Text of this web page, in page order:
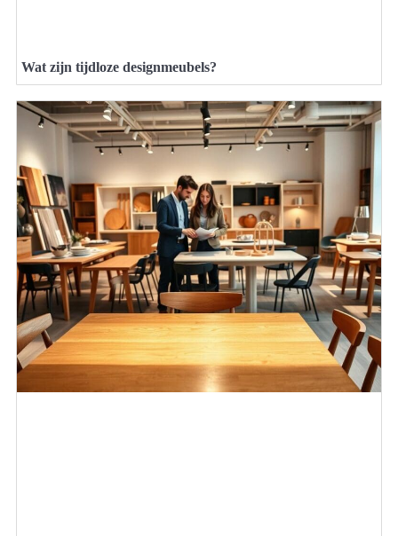
Wat zijn tijdloze designmeubels?